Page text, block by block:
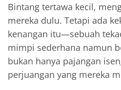
Bintang tertawa kecil,
mereka dulu. Tetapi ada
kenangan itu—sebuah
mimpi sederhana namun
bukan hanya pajangan
perjuangan yang mereka